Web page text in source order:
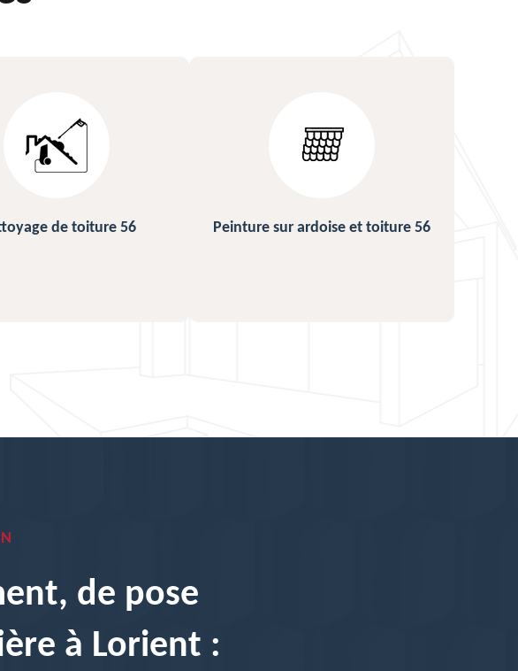
sur ardoise et toiture 56 Urgence fuite de toiture 56
de pose
à Lorient :